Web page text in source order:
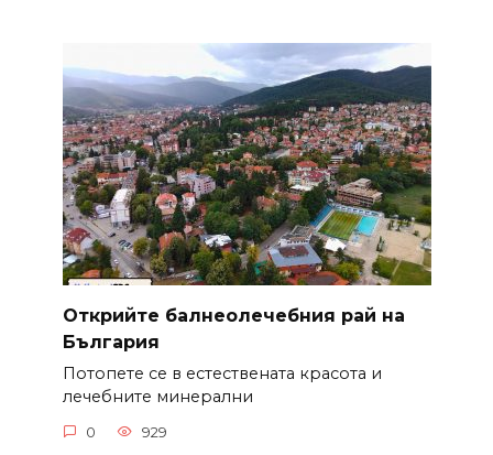
Открийте балнеолечебния рай на
България
Потопете се в естествената красота и
лечебните минерални
0 929